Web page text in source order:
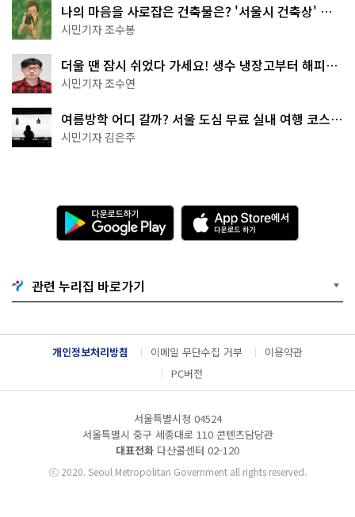
나의 마음을 사로잡은 건축물은? '서울시 건축상' 수
상작 공개!
시민기자 조수봉
더울 땐 잠시 쉬었다 가세요! 생수 냉장고부터 해피소
·무더위쉼터까지
시민기자 조수연
여름방학 어디 갈까? 서울 도심 무료 실내 여행 코스
추천
시민기자 김은주
다
운
로
기
G
o
g
l
e
A
p
p
e
서
다
운
관련 누리집 바로가기
개인정보처리방침 이메일 무단수집 거부
이용약관
PC버전
서울특별시청 04524
서울특별시 중구 세종대로 110 콘텐츠담당관
대표전화 다산콜센터 02-120
ⓒ2020. Seoul Metropolitan Government all rights reserved.